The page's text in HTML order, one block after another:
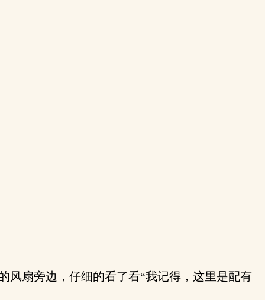
扇旁边，仔细的看了看“我记得，这里是配有